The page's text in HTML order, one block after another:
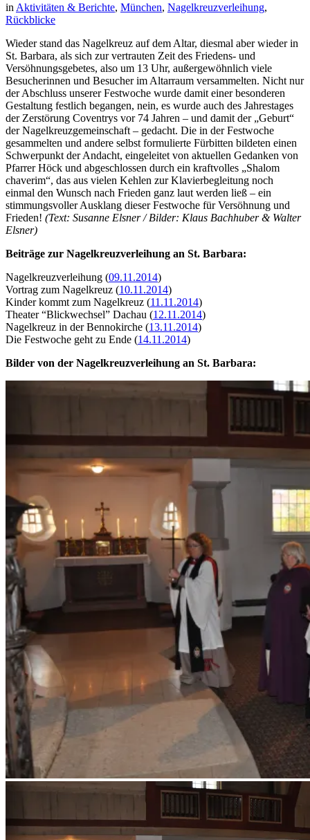
in Aktivitäten & Berichte, München, Nagelkreuzverleihung,
Rückblicke
Wieder stand das Nagelkreuz auf dem Altar, diesmal aber wieder in
St. Barbara, als sich zur vertrauten Zeit des Friedens- und
Versöhnungsgebetes, also um 13 Uhr, außergewöhnlich viele
Besucherinnen und Besucher im Altarraum versammelten. Nicht nur
der Abschluss unserer Festwoche wurde damit einer besonderen
Gestaltung festlich begangen, nein, es wurde auch des Jahrestages
der Zerstörung Coventrys vor 74 Jahren – und damit der „Geburt“
der Nagelkreuzgemeinschaft – gedacht. Die in der Festwoche
gesammelten und andere selbst formulierte Fürbitten bildeten einen
Schwerpunkt der Andacht, eingeleitet von aktuellen Gedanken von
Pfarrer Höck und abgeschlossen durch ein kraftvolles „Shalom
chaverim“, das aus vielen Kehlen zur Klavierbegleitung noch
einmal den Wunsch nach Frieden ganz laut werden ließ – ein
stimmungsvoller Ausklang dieser Festwoche für Versöhnung und
Frieden! (Text: Susanne Elsner / Bilder: Klaus Bachhuber & Walter
Elsner)
Beiträge zur Nagelkreuzverleihung an St. Barbara:
Nagelkreuzverleihung (09.11.2014)
Vortrag zum Nagelkreuz (10.11.2014)
Kinder kommt zum Nagelkreuz (11.11.2014)
Theater “Blickwechsel” Dachau (12.11.2014)
Nagelkreuz in der Bennokirche (13.11.2014)
Die Festwoche geht zu Ende (14.11.2014)
Bilder von der Nagelkreuzverleihung an St. Barbara: